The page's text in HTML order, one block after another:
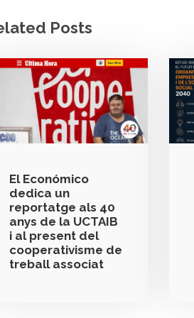
Posts
El Económico
dedica un
reportatge als 40
anys de la UCTAIB
i al present del
cooperativisme de
treball associat